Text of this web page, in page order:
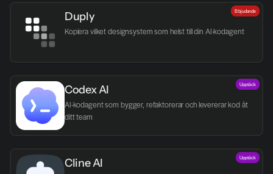
Duply
Kopiera vilket designsystem som helst till din AI-kodagent
Erbjudande
Codex AI
AI-kodagent som bygger, refaktorerar och levererar kod åt
ditt team
Upptäck
Cline AI Upptäck